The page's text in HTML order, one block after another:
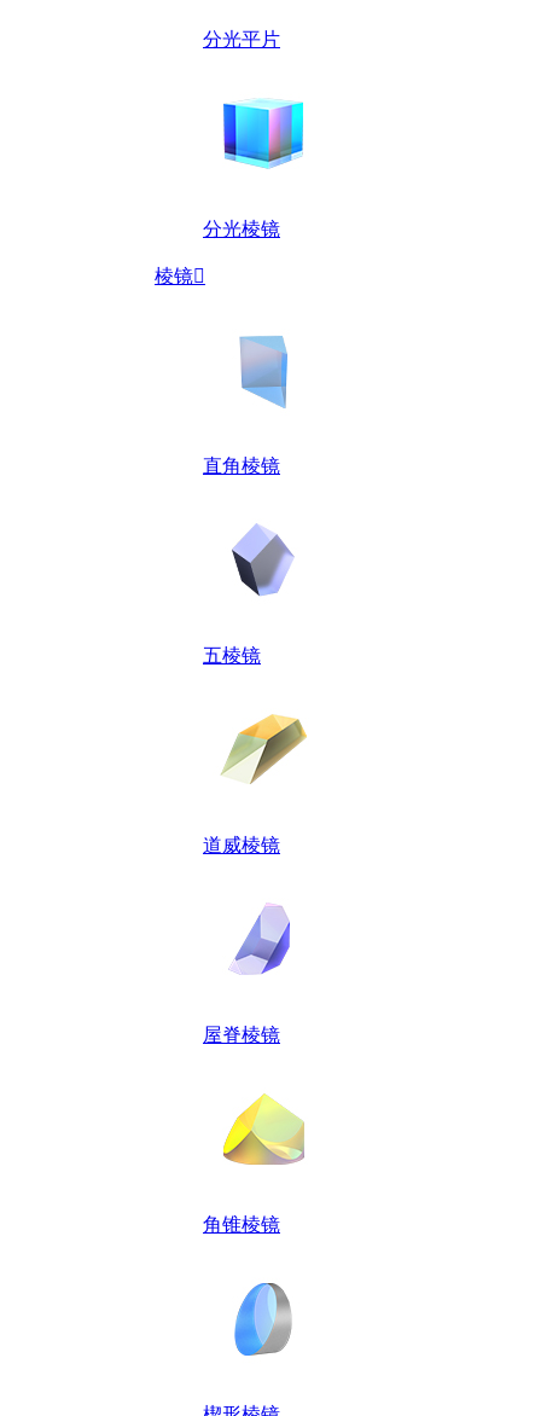
分光平片
分光棱镜
棱镜
直角棱镜
五棱镜
道威棱镜
屋脊棱镜
角锥棱镜